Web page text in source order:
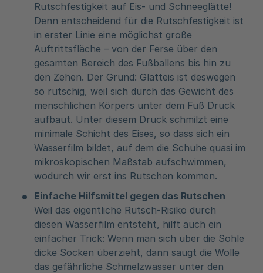
Rutschfestigkeit auf Eis- und Schneeglätte!
Denn entscheidend für die Rutschfestigkeit ist
in erster Linie eine möglichst große
Auftrittsfläche – von der Ferse über den
gesamten Bereich des Fußballens bis hin zu
den Zehen. Der Grund: Glatteis ist deswegen
so rutschig, weil sich durch das Gewicht des
menschlichen Körpers unter dem Fuß Druck
aufbaut. Unter diesem Druck schmilzt eine
minimale Schicht des Eises, so dass sich ein
Wasserfilm bildet, auf dem die Schuhe quasi im
mikroskopischen Maßstab aufschwimmen,
wodurch wir erst ins Rutschen kommen.
Einfache Hilfsmittel gegen das Rutschen
Weil das eigentliche Rutsch-Risiko durch
diesen Wasserfilm entsteht, hilft auch ein
einfacher Trick: Wenn man sich über die Sohle
dicke Socken überzieht, dann saugt die Wolle
das gefährliche Schmelzwasser unter den